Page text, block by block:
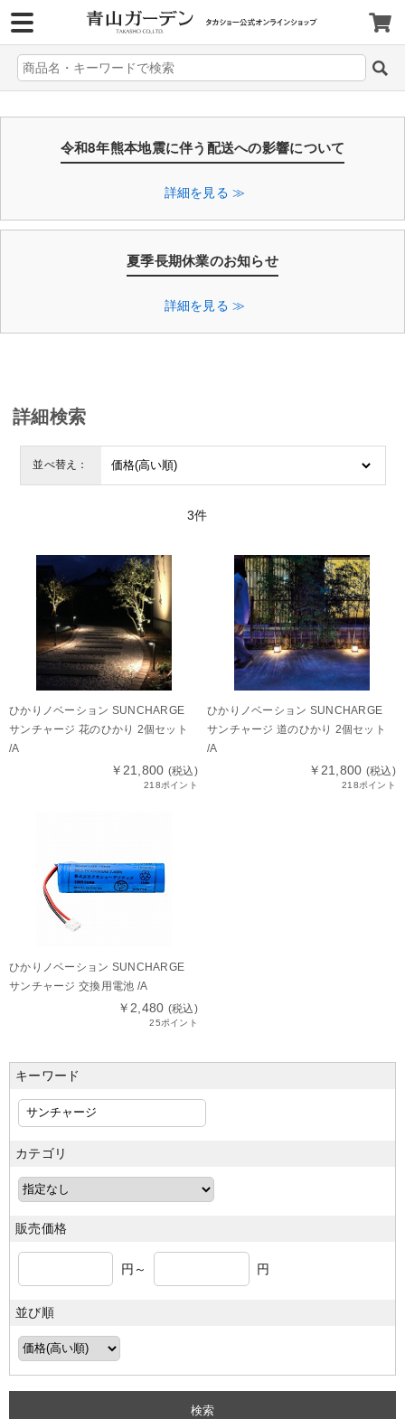
令和8年熊本地震に伴う配送への影響について
詳細を見る ≫
夏季長期休業のお知らせ
詳細を見る ≫
詳細検索
並べ替え：
3件
ひかりノベーション SUNCHARGE
サンチャージ 花のひかり 2個セット
/A
￥21,800 (税込)
218ポイント
ひかりノベーション SUNCHARGE
サンチャージ 道のひかり 2個セット
/A
￥21,800 (税込)
218ポイント
ひかりノベーション SUNCHARGE
サンチャージ 交換用電池 /A
￥2,480 (税込)
25ポイント
キーワード
カテゴリ
販売価格
円～ 円
並び順